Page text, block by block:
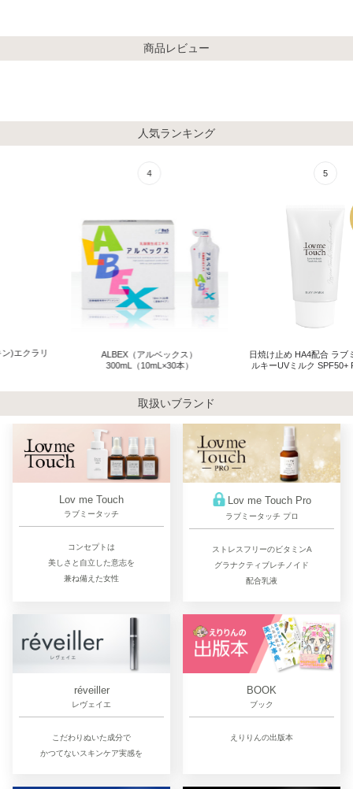
商品レビュー
人気ランキング
ALBEX（アルベックス）
300mL（10mL×30本）
日焼け止め HA4配合 ラブミータッチ シ
ルキーUVミルク SPF50+ PA++++ 50ｇ
取扱いブランド
Lov me Touch
ラブミータッチ
コンセプトは
美しさと自立した意志を
兼ね備えた女性
Lov me Touch Pro
ラブミータッチ プロ
ストレスフリーのビタミンA
グラナクティブレチノイド
配合乳液
réveiller
レヴェイエ
こだわりぬいた成分で
かつてないスキンケア実感を
BOOK
ブック
えりりんの出版本